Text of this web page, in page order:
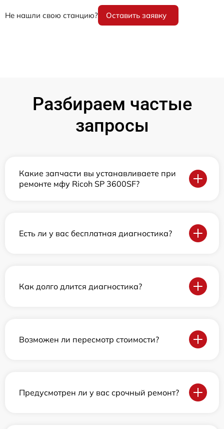
Не нашли свою станцию? Оставить заявку
Разбираем частые
запросы
Какие запчасти вы устанавливаете при
ремонте мфу Ricoh SP 3600SF?
Есть ли у вас бесплатная диагностика?
Как долго длится диагностика?
Возможен ли пересмотр стоимости?
Предусмотрен ли у вас срочный ремонт?